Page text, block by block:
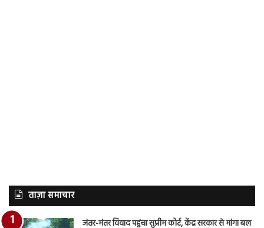
ताज़ा समाचार
जंतर-मंतर विवाद पहुंचा सुप्रीम कोर्ट, केंद्र सरकार से मांगा बल